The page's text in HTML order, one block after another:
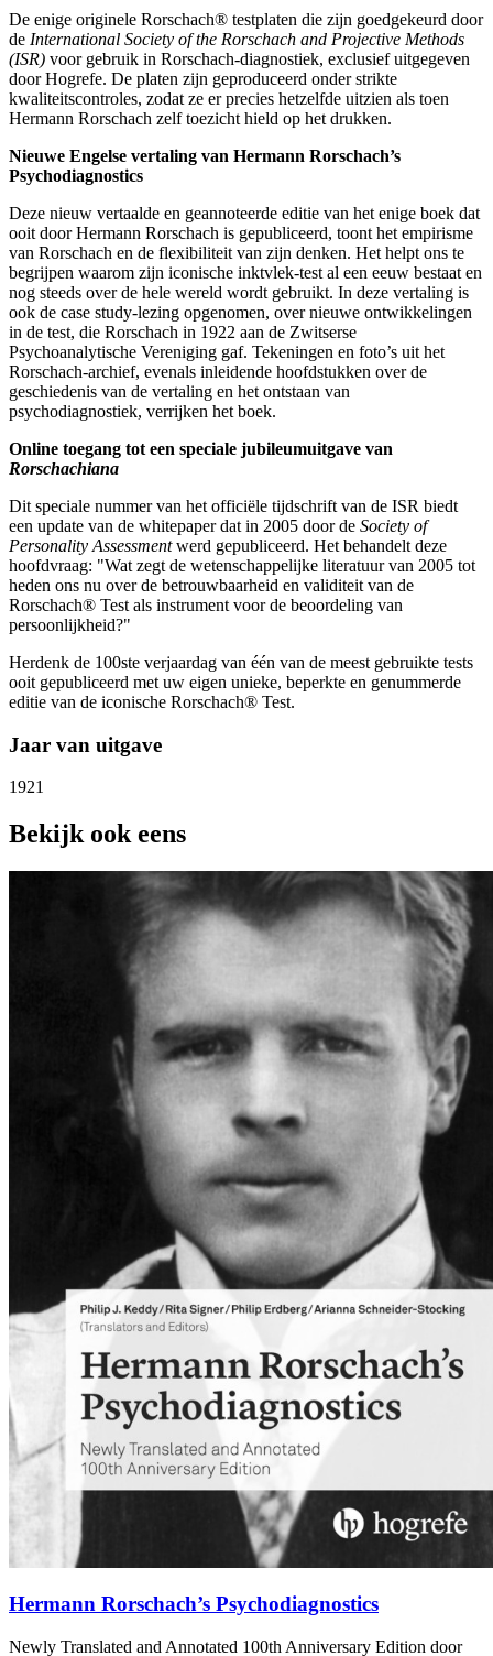
De enige originele Rorschach® testplaten die zijn goedgekeurd door
de International Society of the Rorschach and Projective Methods
(ISR) voor gebruik in Rorschach-diagnostiek, exclusief uitgegeven
door Hogrefe. De platen zijn geproduceerd onder strikte
kwaliteitscontroles, zodat ze er precies hetzelfde uitzien als toen
Hermann Rorschach zelf toezicht hield op het drukken.
Nieuwe Engelse vertaling van Hermann Rorschach’s
Psychodiagnostics
Deze nieuw vertaalde en geannoteerde editie van het enige boek dat
ooit door Hermann Rorschach is gepubliceerd, toont het empirisme
van Rorschach en de flexibiliteit van zijn denken. Het helpt ons te
begrijpen waarom zijn iconische inktvlek-test al een eeuw bestaat en
nog steeds over de hele wereld wordt gebruikt. In deze vertaling is
ook de case study-lezing opgenomen, over nieuwe ontwikkelingen
in de test, die Rorschach in 1922 aan de Zwitserse
Psychoanalytische Vereniging gaf. Tekeningen en foto’s uit het
Rorschach-archief, evenals inleidende hoofdstukken over de
geschiedenis van de vertaling en het ontstaan van
psychodiagnostiek, verrijken het boek.
Online toegang tot een speciale jubileumuitgave van
Rorschachiana
Dit speciale nummer van het officiële tijdschrift van de ISR biedt
een update van de whitepaper dat in 2005 door de Society of
Personality Assessmentwerd gepubliceerd. Het behandelt deze
hoofdvraag: "Wat zegt de wetenschappelijke literatuur van 2005 tot
heden ons nu over de betrouwbaarheid en validiteit van de
Rorschach® Test als instrument voor de beoordeling van
persoonlijkheid?"
Herdenk de 100ste verjaardag van één van de meest gebruikte tests
ooit gepubliceerd met uw eigen unieke, beperkte en genummerde
editie van de iconische Rorschach® Test.
Jaar van uitgave
1921
Bekijk ook eens
Hermann Rorschach’s Psychodiagnostics
Newly Translated and Annotated 100th Anniversary Edition door